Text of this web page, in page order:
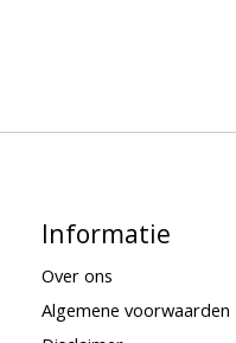
Informatie
Over ons
Algemene voorwaarden